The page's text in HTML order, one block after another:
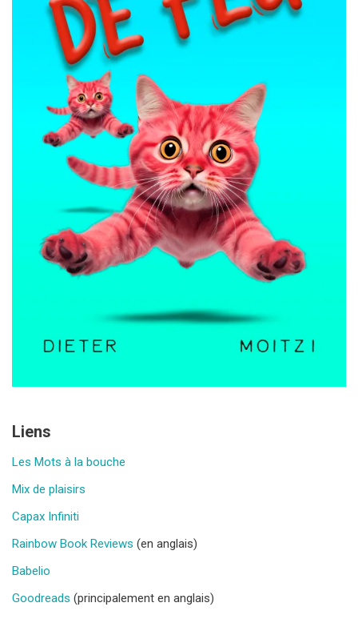
Liens
Les Mots à la bouche
Mix de plaisirs
Capax Infiniti
Rainbow Book Reviews (en anglais)
Babelio
Goodreads (principalement en anglais)